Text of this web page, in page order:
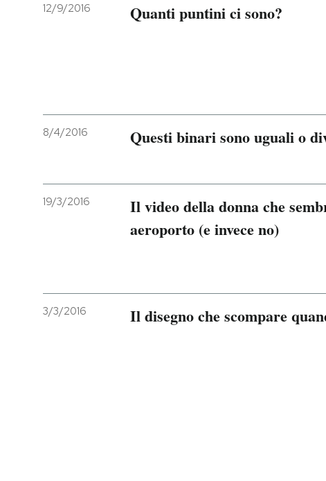
SHOP
AREA PERSONALE
12/9/2016 Quanti puntini ci sono?
8/4/2016 Questi binari sono uguali o
19/3/2016
Il video della donna che
aeroporto (e invece no)
3/3/2016 Il disegno che scompare